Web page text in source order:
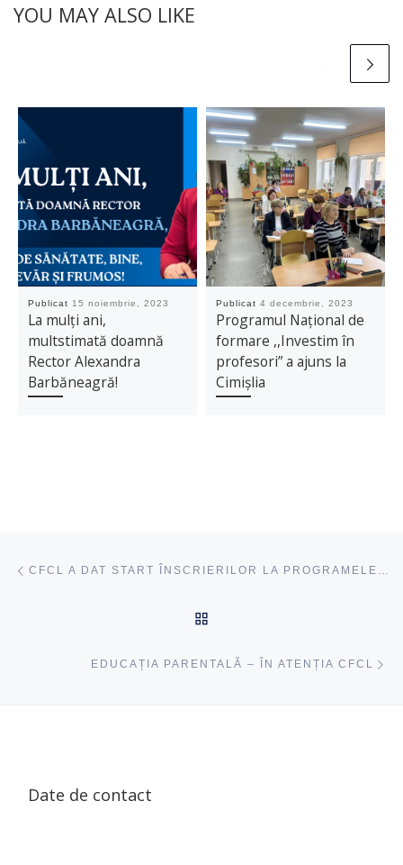
YOU MAY ALSO LIKE
Publicat 15 noiembrie, 2023
La mulți ani,
multstimată doamnă
Rector Alexandra
Barbăneagră!
Publicat4 decembrie, 2023
Programul Național de
formare ,,Investim în
profesori” a ajuns la
Cimișlia
CFCL A DAT START ÎNSCRIERILOR LA PROGRAMELE DE PERFECȚIONARE 8 MAI – 3 IUNIE
EDUCAȚIA PARENTALĂ – ÎN ATENȚIA CFCL
Date de contact